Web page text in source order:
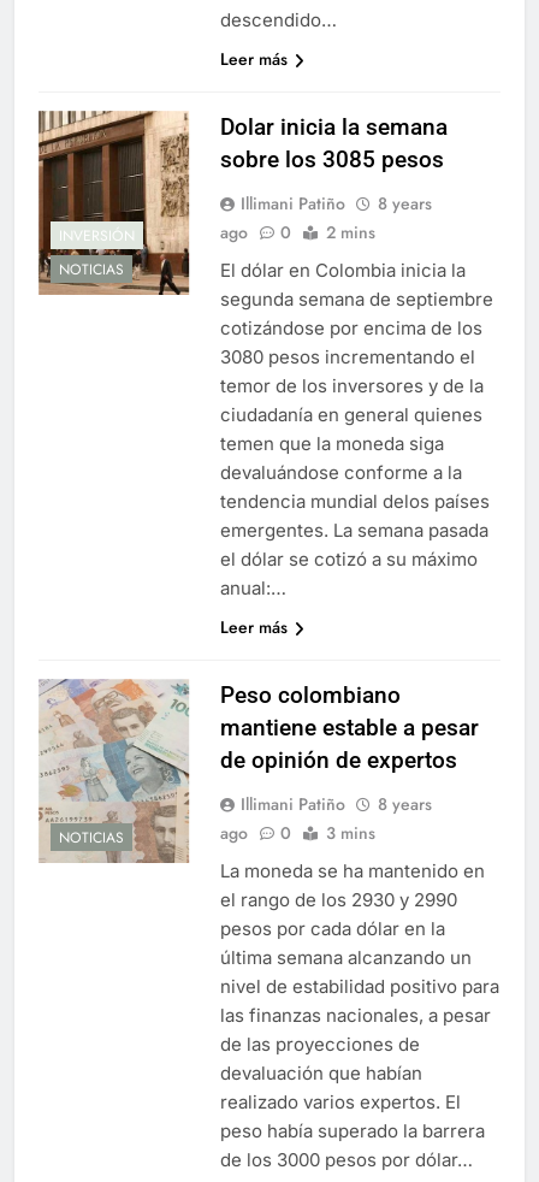
descendido…
Leer más
INVERSIÓN
NOTICIAS
Dolar inicia la semana
sobre los 3085 pesos
Illimani Patiño
8 years
ago
0 2 mins
El dólar en Colombia inicia la
segunda semana de septiembre
cotizándose por encima de los
3080 pesos incrementando el
temor de los inversores y de la
ciudadanía en general quienes
temen que la moneda siga
devaluándose conforme a la
tendencia mundial delos países
emergentes. La semana pasada
el dólar se cotizó a su máximo
anual:…
Leer más
NOTICIAS
Peso colombiano
mantiene estable a pesar
de opinión de expertos
Illimani Patiño
8 years
ago
0 3 mins
La moneda se ha mantenido en
el rango de los 2930 y 2990
pesos por cada dólar en la
última semana alcanzando un
nivel de estabilidad positivo para
las finanzas nacionales, a pesar
de las proyecciones de
devaluación que habían
realizado varios expertos. El
peso había superado la barrera
de los 3000 pesos por dólar…